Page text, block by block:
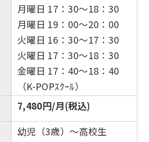
月曜日 17：30〜18：30
月曜日 19：00〜20：00
火曜日 16：30〜17：30
火曜日 17：30〜18：30
金曜日 17：40〜18：40
（K-POPｽｸｰﾙ）
7,480円/月(税込)
幼児（3歳）～高校生